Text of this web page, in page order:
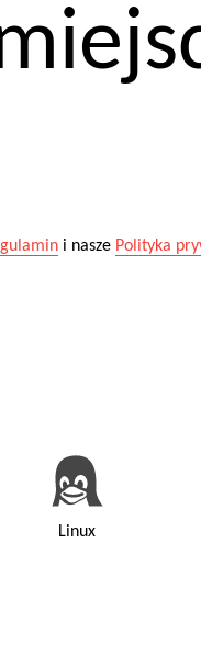
i nasze Polityka
Linux